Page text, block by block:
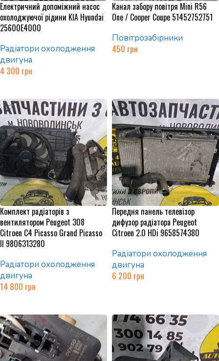
Електричний допоміжний насос
охолоджуючої рідини KIA Hyundai
25600E4000
Радіатори охолодження
двигуна
4 300 грн
Канал забору повітря Mini R56
One / Cooper Coupe 51452752751
Повітрозабірники
450 грн
Комплект радіаторів з
вентилятором Peugeot 308
Citroen C4 Picasso Grand Picasso
II 9806313280
Радіатори охолодження
двигуна
14 800 грн
Передня панель телевізор
дифузор радіатора Peugeot
Citroen 2.0 HDi 9658574380
Радіатори охолодження
двигуна
6 200 грн